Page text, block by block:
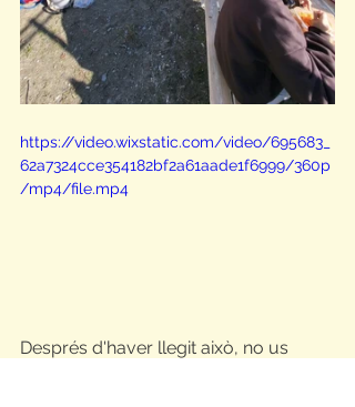
https://video.wixstatic.com/video/695683_
62a7324cce354182bf2a61aade1f6999/360p
/mp4/file.mp4
Després d'haver llegit això, no us